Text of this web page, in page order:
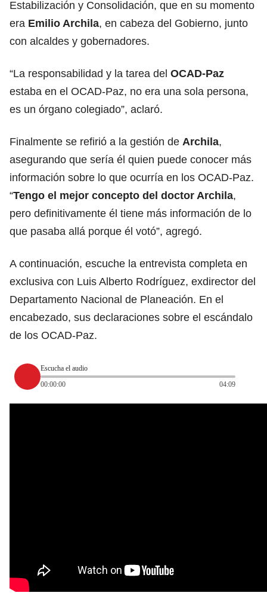
Estabilización y Consolidación, que en su momento
era Emilio Archila, en cabeza del Gobierno, junto
con alcaldes y gobernadores.
“La responsabilidad y la tarea del OCAD-Paz
estaba en el OCAD-Paz, no era una sola persona,
es un órgano colegiado”, aclaró.
Finalmente se refirió a la gestión de Archila,
asegurando que sería él quien puede conocer más
información sobre lo que ocurría en los OCAD-Paz.
“Tengo el mejor concepto del doctor Archila,
pero definitivamente él tiene más información de lo
que pasaba allá porque él votó”, agregó.
A continuación, escuche la entrevista completa en
exclusiva con Luis Alberto Rodríguez, exdirector del
Departamento Nacional de Planeación. En el
encabezado, sus declaraciones sobre el escándalo
de los OCAD-Paz.
Escucha el audio
00:00:00
04:09